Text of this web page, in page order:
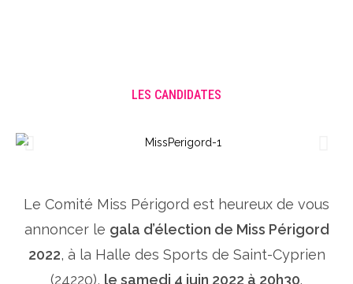
LES CANDIDATES
Le Comité Miss Périgord est heureux de vous
annoncer le gala d’élection de Miss Périgord
2022, à la Halle des Sports de Saint-Cyprien
(24220), le samedi 4 juin 2022 à 20h30.